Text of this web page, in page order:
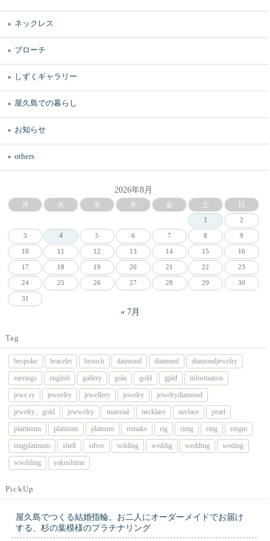
ネックレス
ブローチ
しずくギャラリー
屋久島での暮らし
お知らせ
others
2026年8月
月 火 水 木 金 土
日
1
2
3 4 5 6 7 8 9
10 11 12 13 14 15 16
17 18 19 20 21 22 23
24 25 26 27 28 29 30
31
« 7月
Tag
bespoke bracelet brooch daimond diamond
diamondjewelry
earrings
english gallery gola gold gpld
information
jewe.ry
jeweelry jewellery jewelry
jewelrydiamond
jewelry、gold
jewwelry material necklace neclace
pearl
plartinum
platinum platnum remake rig rimg ring
ringm
ringplatinum
shell silver wdding weddig wedding
weding
wwdding
yakushima
PickUp
屋久島でつくる結婚指輪。お二人にオーダーメイドでお届け
する、杉の葉模様のプラチナリング